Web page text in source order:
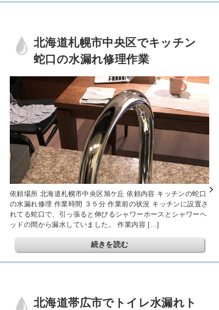
北海道札幌市中央区でキッチン
蛇口の水漏れ修理作業
依頼場所 北海道札幌市中央区旭ケ丘 依頼内容 キッチンの蛇口
の水漏れ修理 作業時間 ３５分 作業前の状況 キッチンに設置さ
れてる蛇口で、引っ張ると伸びるシャワーホースとシャワーヘ
ッドの間から漏水していました。 作業内容 […]
続きを読む
北海道帯広市でトイレ水漏れト